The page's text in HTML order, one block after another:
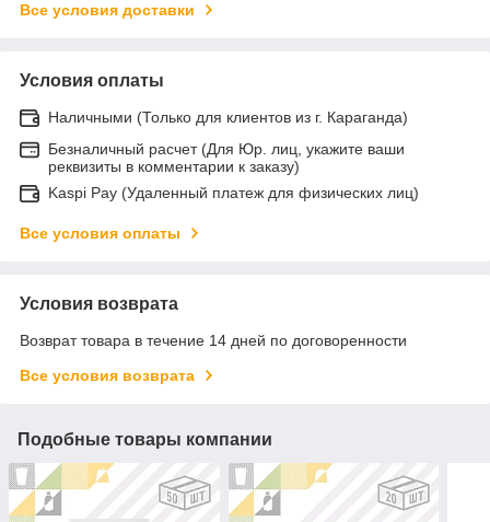
Все условия доставки
Условия оплаты
Наличными (Только для клиентов из г. Караганда)
Безналичный расчет (Для Юр. лиц, укажите ваши
реквизиты в комментарии к заказу)
Kaspi Pay (Удаленный платеж для физических лиц)
Все условия оплаты
Условия возврата
Возврат товара в течение 14 дней по договоренности
Все условия возврата
Подобные товары компании